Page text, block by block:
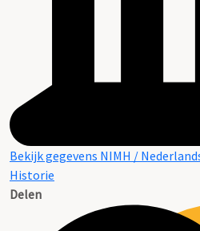
Bekijk gegevens NIMH /
Historie
Delen